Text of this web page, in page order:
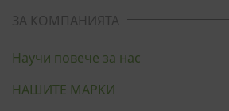
ЗА КОМПАНИЯТА
Научи повече за нас
НАШИТЕ МАРКИ
ФУНКЦИОНАЛНИ
НЕКЛАСИФИЦИРАНИ